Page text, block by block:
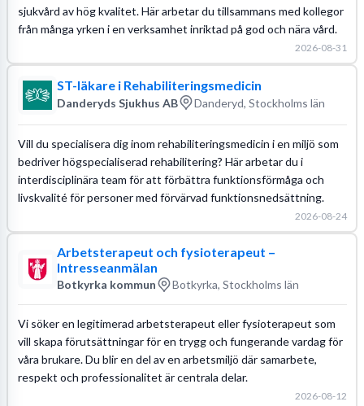
sjukvård av hög kvalitet. Här arbetar du tillsammans med kollegor
från många yrken i en verksamhet inriktad på god och nära vård.
2026-08-31
ST-läkare i Rehabiliteringsmedicin
Danderyds Sjukhus AB Danderyd, Stockholms län
Vill du specialisera dig inom rehabiliteringsmedicin i en miljö som
bedriver högspecialiserad rehabilitering? Här arbetar du i
interdisciplinära team för att förbättra funktionsförmåga och
livskvalité för personer med förvärvad funktionsnedsättning.
2026-08-24
Arbetsterapeut och fysioterapeut –
Intresseanmälan
Botkyrka kommun Botkyrka, Stockholms län
Vi söker en legitimerad arbetsterapeut eller fysioterapeut som
vill skapa förutsättningar för en trygg och fungerande vardag för
våra brukare. Du blir en del av en arbetsmiljö där samarbete,
respekt och professionalitet är centrala delar.
2026-08-12